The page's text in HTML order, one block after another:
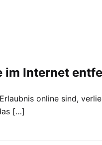
im Internet
online sind,
[…]